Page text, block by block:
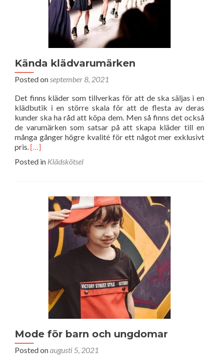
Kända klädvarumärken
Posted on september 8, 2021
Det finns kläder som tillverkas för att de ska säljas i en
klädbutik i en större skala för att de flesta av deras
kunder ska ha råd att köpa dem. Men så finns det också
de varumärken som satsar på att skapa kläder till en
många gånger högre kvalité för ett något mer exklusivt
pris. Read
about
[…]
Posted in Klädskötsel
Mode för barn och ungdomar
Posted onaugusti 5, 2021